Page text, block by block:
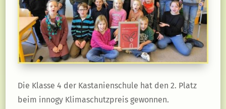
Die Klasse 4 der Kastanienschule hat den 2. Platz
beim innogy Klimaschutzpreis gewonnen.